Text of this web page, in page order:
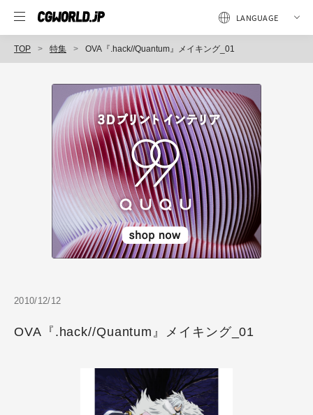
TOP 特集 OVA『.hack//Quantum』メイキング_01
2010/12/12
OVA『.hack//Quantum』メイキング_01